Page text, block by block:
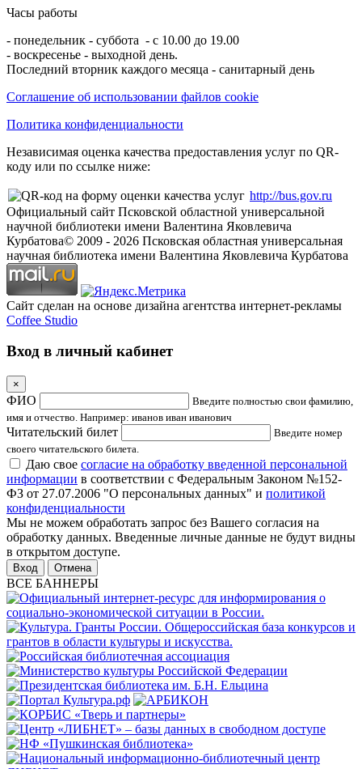
Часы работы
- понедельник - суббота - с 10.00 до 19.00
- воскресенье - выходной день.
Последний вторник каждого месяца - санитарный день
Соглашение об использовании файлов cookie
Политика конфиденциальности
Независимая оценка качества предоставления услуг по QR-
коду или по ссылке ниже:
http://bus.gov.ru
Официальный сайт Псковской областной универсальной
научной библиотеки имени Валентина Яковлевича
Курбатова© 2009 - 2026 Псковская областная универсальная
научная библиотека имени Валентина Яковлевича Курбатова
Сайт сделан на основе дизайна агентства интернет-рекламы
Coffee Studio
Вход в личный кабинет
×
ФИО
Введите полностью свои фамилию,
имя и отчество. Например: иванов иван иванович
Читательский билет
Введите номер
своего читательского билета.
Даю свое согласие на обработку введенной персональной
информации в соответствии с Федеральным Законом №152-
ФЗ от 27.07.2006 "О персональных данных" и политикой
конфиденциальности
Мы не можем обработать запрос без Вашего согласия на
обработку данных. Введенные личные данные не будут видны
в открытом доступе.
Отмена
ВСЕ БАННЕРЫ